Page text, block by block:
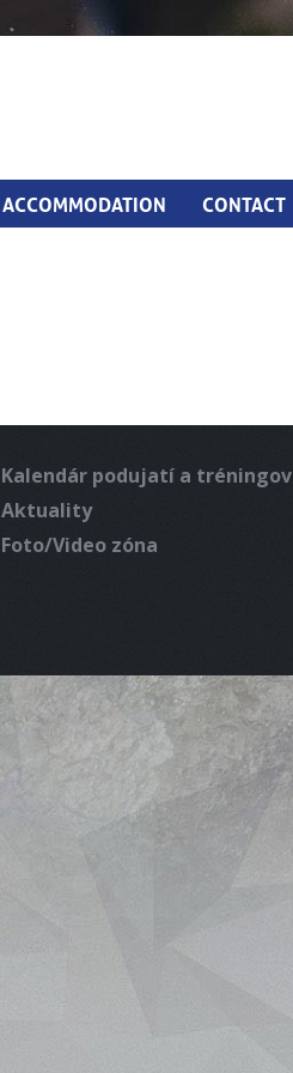
ACCOMMODATION CONTACT
Kalendár podujatí a tréningov
Aktuality
Foto/Video zóna